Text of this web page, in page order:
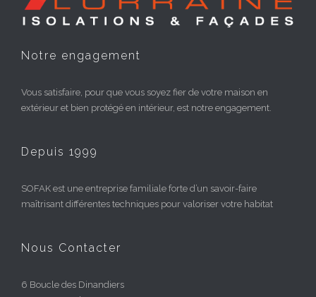
Notre engagement
Vous satisfaire, pour que vous soyez fier de votre maison en
extérieur et bien protégé en intérieur, est notre engagement.
Depuis 1999
SOFAK est une entreprise familiale forte d’un savoir-faire
maîtrisant différentes techniques pour valoriser votre habitat
Nous Contacter
6 Boucle des Dinandiers